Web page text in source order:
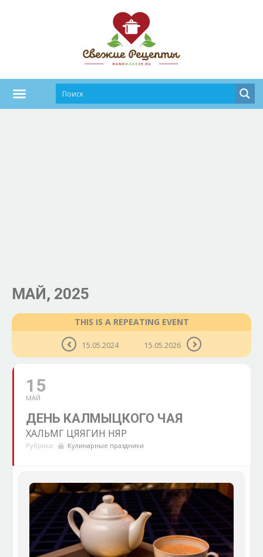
МАЙ, 2025
THIS IS A REPEATING EVENT
15.05.2024 15.05.2026
15
МАЙ
ДЕНЬ КАЛМЫЦКОГО ЧАЯ
ХАЛЬМГ ЦЯЯГИН НЯР
Рубрика: Кулинарные праздники